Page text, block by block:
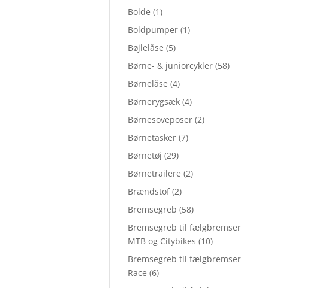
Bolde (1)
Boldpumper (1)
Bøjlelåse (5)
Børne- & juniorcykler (58)
Børnelåse (4)
Børnerygsæk (4)
Børnesoveposer (2)
Børnetasker (7)
Børnetøj (29)
Børnetrailere (2)
Brændstof (2)
Bremsegreb (58)
Bremsegreb til fælgbremser
MTB og Citybikes (10)
Bremsegreb til fælgbremser
Race (6)